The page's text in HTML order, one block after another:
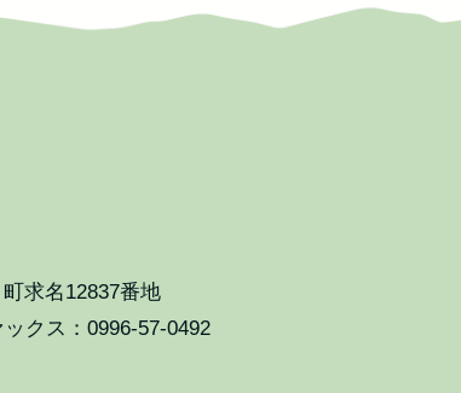
求名12837番地
クス：0996-57-0492